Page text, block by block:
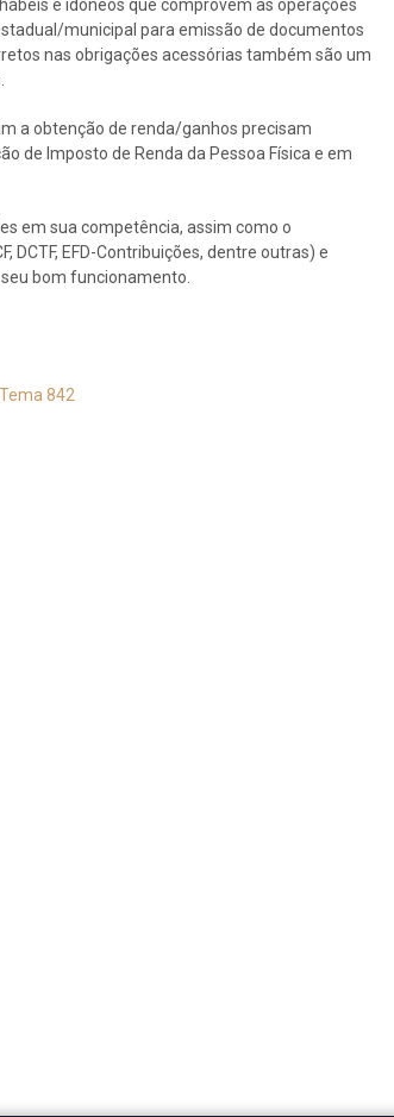
e idôneos que comprovem as operações
municipal para emissão de documentos
nas obrigações acessórias também são um
a obtenção de renda/ganhos precisam
de Imposto de Renda da Pessoa Física e em
em sua competência, assim como o
DCTF, EFD-Contribuições, dentre outras) e
bom funcionamento.
Tema 842